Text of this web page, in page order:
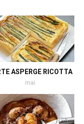
ASPERGE RICOTTA
mai